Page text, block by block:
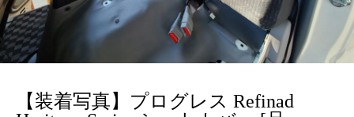
【装着写真】プログレス Refinad